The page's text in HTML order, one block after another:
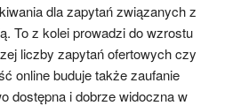
dla zapytań związanych z
To z kolei prowadzi do wzrostu
liczby zapytań ofertowych czy
online buduje także zaufanie
dostępna i dobrze widoczna w